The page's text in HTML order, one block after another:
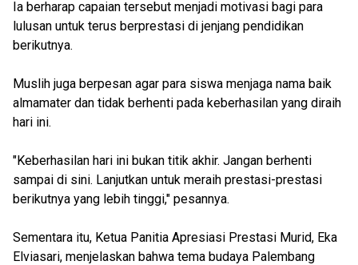
Ia berharap capaian tersebut menjadi motivasi bagi para
lulusan untuk terus berprestasi di jenjang pendidikan
berikutnya.
Muslih juga berpesan agar para siswa menjaga nama baik
almamater dan tidak berhenti pada keberhasilan yang diraih
hari ini.
"Keberhasilan hari ini bukan titik akhir. Jangan berhenti
sampai di sini. Lanjutkan untuk meraih prestasi-prestasi
berikutnya yang lebih tinggi," pesannya.
Sementara itu, Ketua Panitia Apresiasi Prestasi Murid, Eka
Elviasari, menjelaskan bahwa tema budaya Palembang